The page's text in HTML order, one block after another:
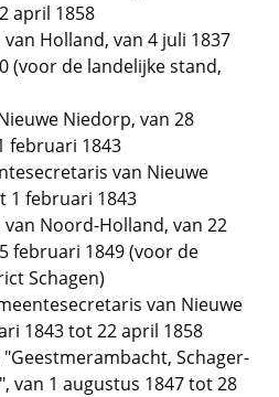
april 1858
Holland, van 4 juli 1837
(voor de landelijke stand,
Niedorp, van 28
februari 1843
van Nieuwe
1 februari 1843
Noord-Holland, van 22
februari 1849 (voor de
Schagen)
van Nieuwe
1843 tot 22 april 1858
Schager-
van 1 augustus 1847 tot 28